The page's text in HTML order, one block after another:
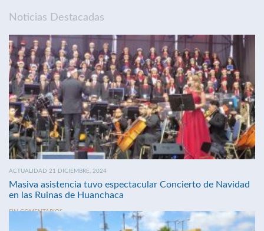
Noticias Destacadas
ACTUALIDAD 21 DICIEMBRE, 2024
Masiva asistencia tuvo espectacular Concierto de Navidad
en las Ruinas de Huanchaca
SIN COMENTARIOS